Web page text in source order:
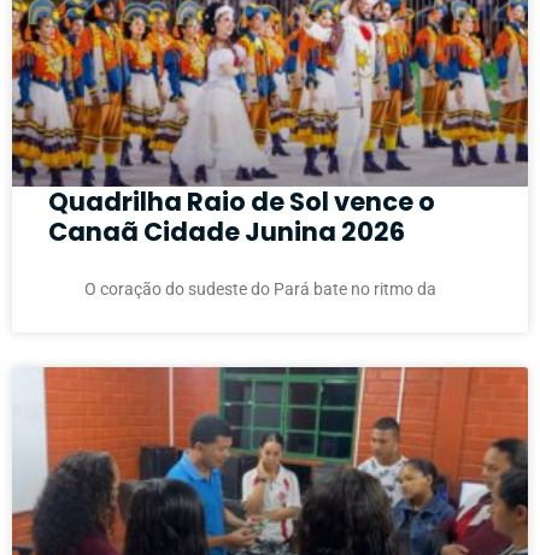
Quadrilha Raio de Sol vence o
Canaã Cidade Junina 2026
O coração do sudeste do Pará bate no ritmo da